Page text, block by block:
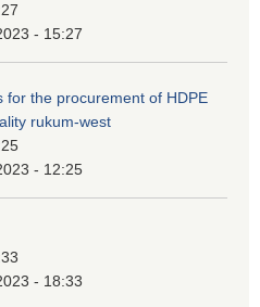
- 15:27
for the procurement of HDPE
rukum-west
- 12:25
- 18:33